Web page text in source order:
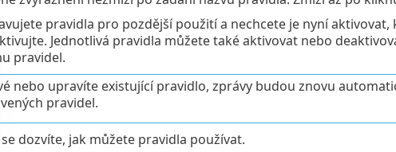
pravidla pro pozdější použití a nechcete je nyní
Jednotlivá pravidla můžete také aktivovat nebo
pravidel.
nebo upravíte existující pravidlo, zprávy budou znovu
pravidel.
se dozvíte, jak můžete pravidla používat.